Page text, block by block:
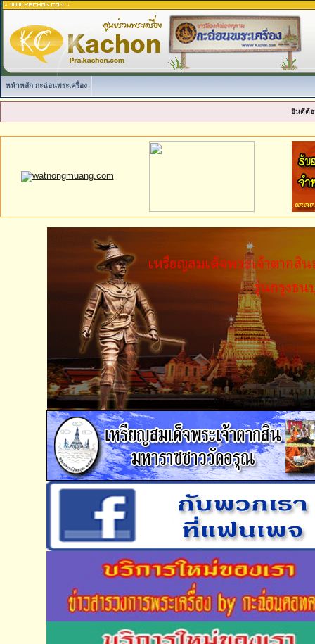
หน้าหลัก กะฉ่อนพระเครื่อง
ยินดีต้อ